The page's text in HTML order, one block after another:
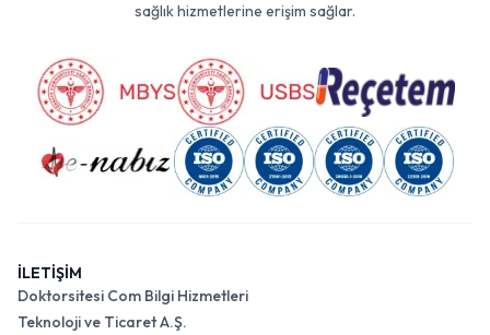
sağlık hizmetlerine erişim sağlar.
İLETİŞİM
Doktorsitesi Com Bilgi Hizmetleri
Teknoloji ve Ticaret A.Ş.